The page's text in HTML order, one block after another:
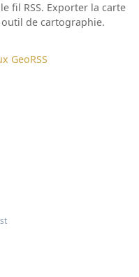
fil RSS. Exporter la carte
de cartographie.
GeoRSS